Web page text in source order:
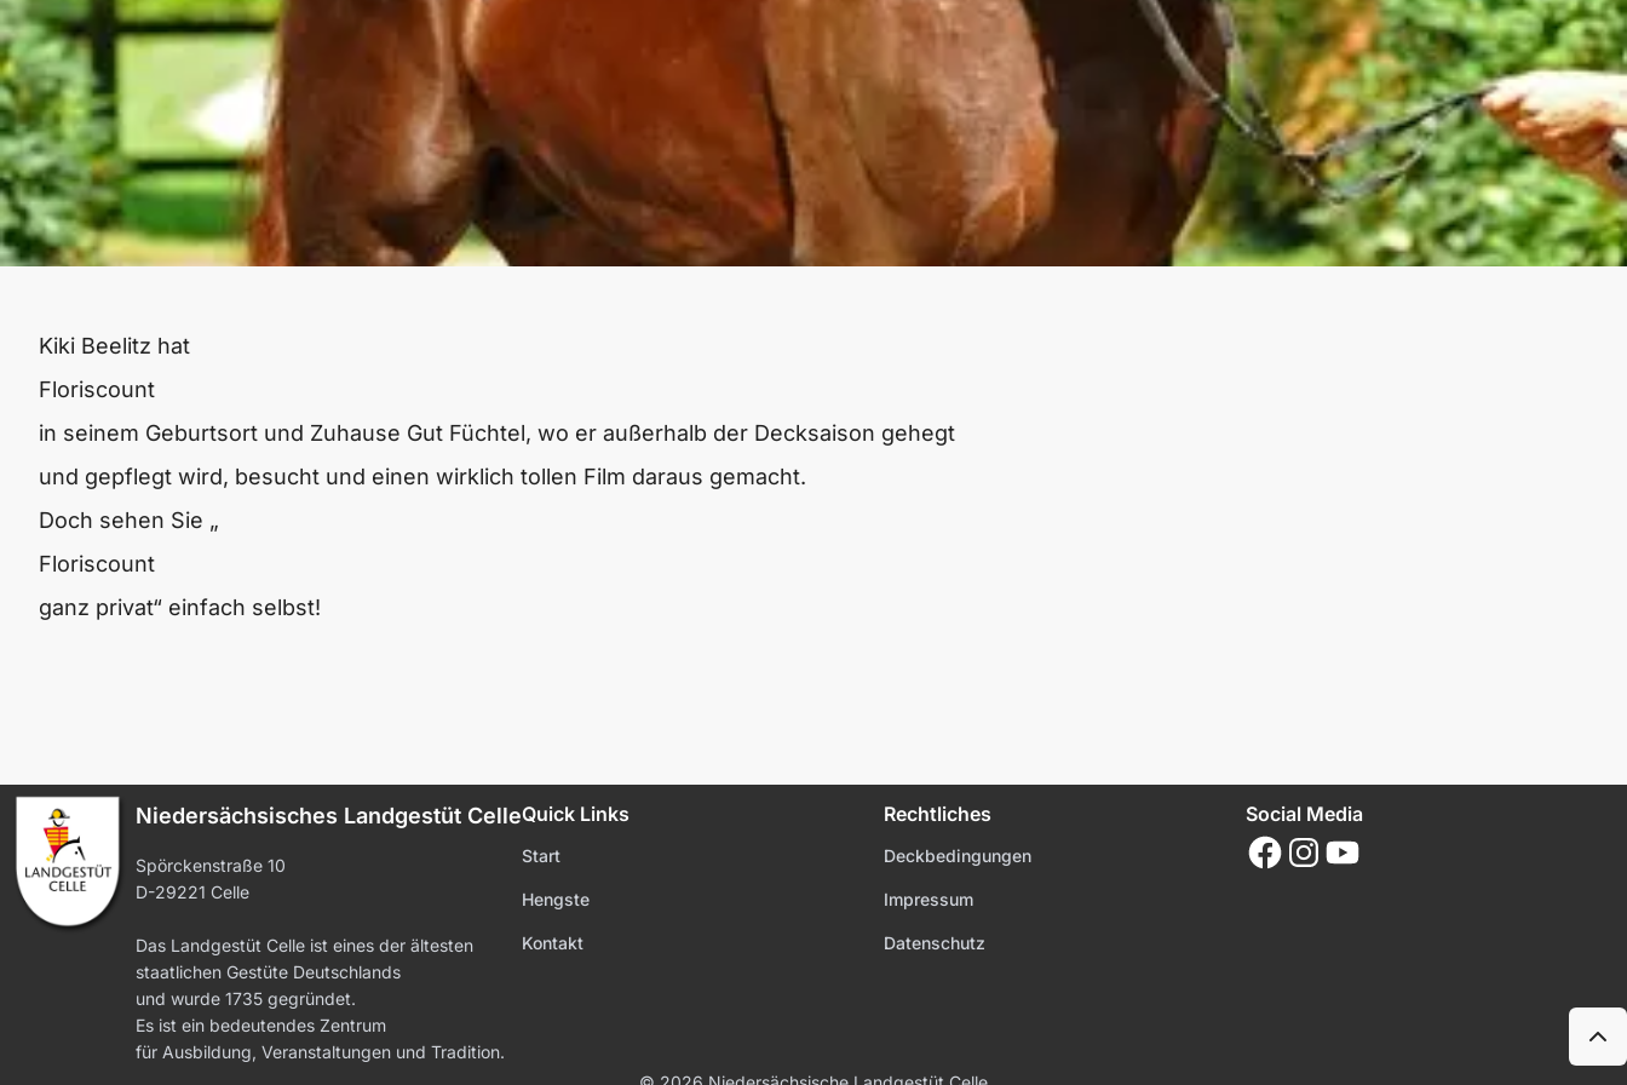
Kiki Beelitz hat
Floriscount
in seinem Geburtsort und Zuhause Gut Füchtel, wo er außerhalb der Decksaison gehegt
und gepflegt wird, besucht und einen wirklich tollen Film daraus gemacht.
Doch sehen Sie „
Floriscount
ganz privat“ einfach selbst!
Niedersächsisches Landgestüt Celle
Spörckenstraße 10
D-29221 Celle
Das Landgestüt Celle ist eines der ältesten
staatlichen Gestüte Deutschlands
und wurde 1735 gegründet.
Es ist ein bedeutendes Zentrum
für Ausbildung, Veranstaltungen und Tradition.
Quick Links
Start
Hengste
Kontakt
Rechtliches
Deckbedingungen
Impressum
Datenschutz
Social Media